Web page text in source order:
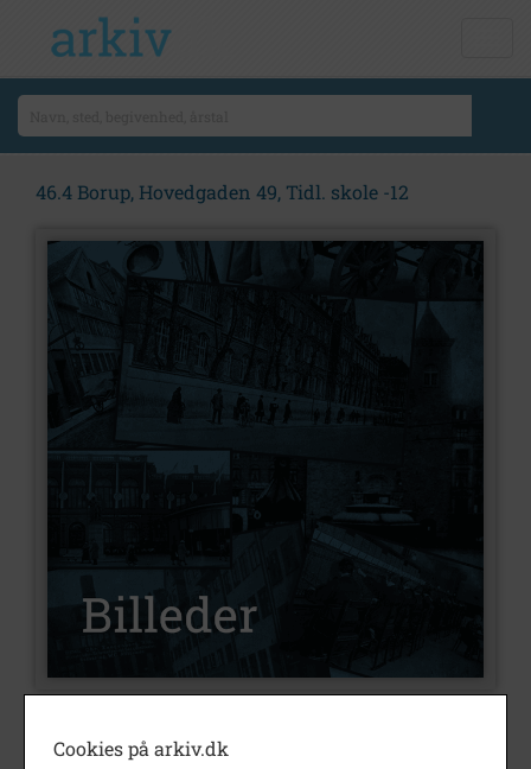
46.4 Borup, Hovedgaden 49, Tidl. skole -12
Nummer
Cookies på arkiv.dk